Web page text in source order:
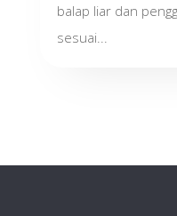
balap liar dan
sesuai...